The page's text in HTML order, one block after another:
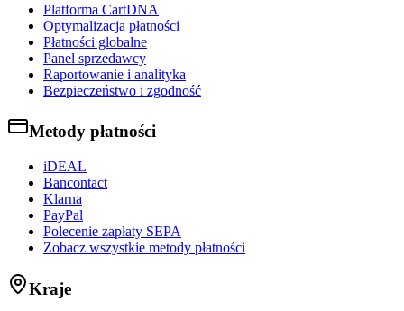
Platforma CartDNA
Optymalizacja płatności
Płatności globalne
Panel sprzedawcy
Raportowanie i analityka
Bezpieczeństwo i zgodność
Metody płatności
iDEAL
Bancontact
Klarna
PayPal
Polecenie zapłaty SEPA
Zobacz wszystkie metody płatności
Kraje